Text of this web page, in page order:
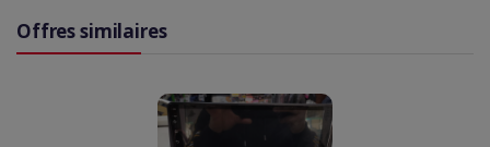
Offres similaires